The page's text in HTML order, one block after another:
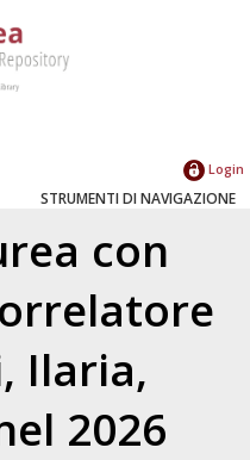
Login
STRUMENTI DI NAVIGAZIONE
con
Ilaria,
2026